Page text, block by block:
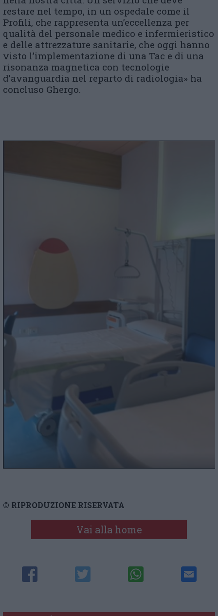
restare nel tempo, in un ospedale come il
Profili, che rappresenta un’eccellenza per
qualità del personale medico e infermieristico
e delle attrezzature sanitarie, che oggi hanno
visto l’implementazione di una Tac e di una
risonanza magnetica con tecnologie
d’avanguardia nel reparto di radiologia» ha
concluso Ghergo.
© RIPRODUZIONE RISERVATA
Vai alla home